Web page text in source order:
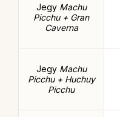
Jegy Machu
Picchu + Gran
Caverna
Jegy Machu
Picchu + Huchuy
Picchu